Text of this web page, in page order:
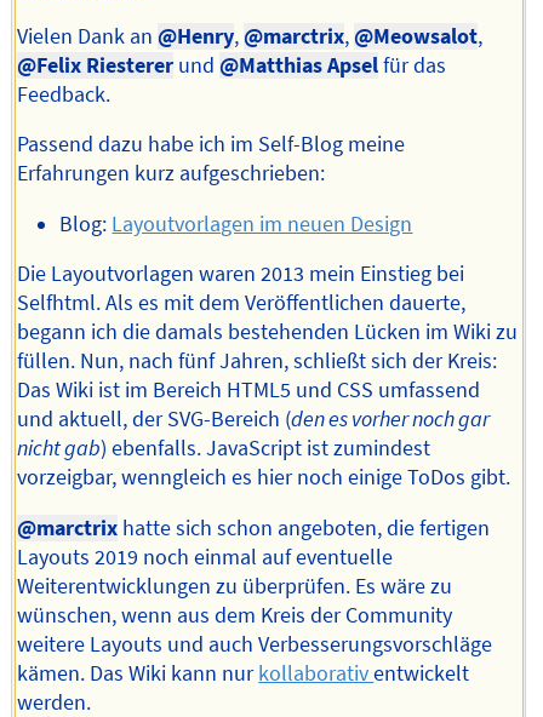
Vielen Dank an@Henry,@marctrix,@Meowsalot,
@Felix Riesterer und@Matthias Apselfür das
Feedback.
Passend dazu habe ich im Self-Blog meine
Erfahrungen kurz aufgeschrieben:
Blog: Layoutvorlagen im neuen Design
Die Layoutvorlagen waren 2013 mein Einstieg bei
Selfhtml. Als es mit dem Veröffentlichen dauerte,
begann ich die damals bestehenden Lücken im Wiki zu
füllen. Nun, nach fünf Jahren, schließt sich der Kreis:
Das Wiki ist im Bereich HTML5 und CSS umfassend
und aktuell, der SVG-Bereich (den es vorher noch gar
nicht gab) ebenfalls. JavaScript ist zumindest
vorzeigbar, wenngleich es hier noch einige ToDos gibt.
@marctrix hatte sich schon angeboten, die fertigen
Layouts 2019 noch einmal auf eventuelle
Weiterentwicklungen zu überprüfen. Es wäre zu
wünschen, wenn aus dem Kreis der Community
weitere Layouts und auch Verbesserungsvorschläge
kämen. Das Wiki kann nurkollaborativentwickelt
werden.